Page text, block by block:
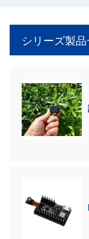
シリーズ製